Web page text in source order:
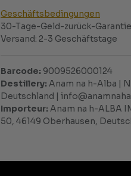
Geschäftsbedingungen
30-Tage-Geld-zurück-Garantie
Versand: 2-3 Geschäftstage
Barcode: 9009526000124
Destillery: Anam na h-Alba |
Deutschland |
Importeur: Anam na h-ALBA
50, 46149 Oberhausen,